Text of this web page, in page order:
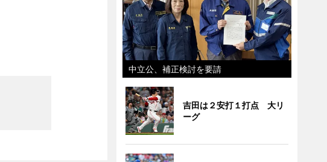
中立公、補正検討を要請
吉田は２安打１打点 大リ
ーグ